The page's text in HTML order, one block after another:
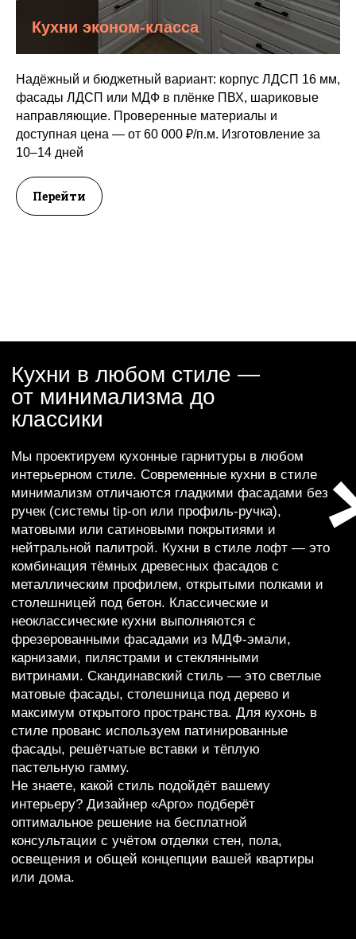
Кухни эконом-класса
Надёжный и бюджетный вариант: корпус ЛДСП 16 мм,
фасады ЛДСП или МДФ в плёнке ПВХ, шариковые
направляющие. Проверенные материалы и
доступная цена — от 60 000 ₽/п.м. Изготовление за
10–14 дней
Перейти
Каждый заказ для нас — как
для себя. Это не просто
слоган, это наш стандарт
работы.
Материалы от мировых брендов
—
Egger, Kronospan, Blum, Hettich.
Накопительная система скидок—
экономия на первом и последующих
заказах.
Работаем без шаблонов —
проектируем мебель с нуля под ваши
задачи.
Проверенное качество
Выезд замерщика
3D-дизайн-проект— визуализация до
начала работ.
Монтаж— профессиональная
установка в стоимости.
— Услуги под ключ
Премиум-гарантия 5 лет на всю
мебель(условия гарантии) и пост
гарантийный 15 лет, когда
оплачивается только фурнитура.
Строгое соблюдение сроков—
зафиксировано в договоре.
Бесплатное сервисное
обслуживание в течение
гарантийного срока.
—Гарантии и сервис
— Опыт и экспертность